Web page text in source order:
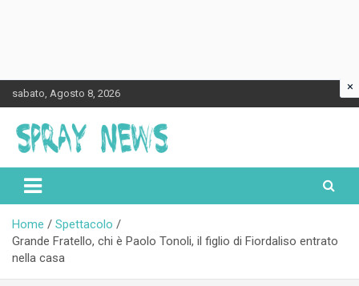
to
content
sabato, Agosto 8, 2026
Spraynews.it
Home
Spettacolo
Grande Fratello, chi è Paolo Tonoli, il figlio di Fiordaliso entrato
nella casa
×